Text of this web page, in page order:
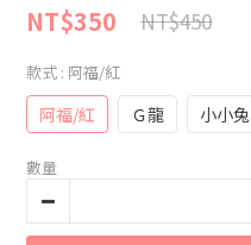
NT$350 NT$450
款式 : 阿福/紅
阿福/紅 Ｇ龍 小小兔
數量